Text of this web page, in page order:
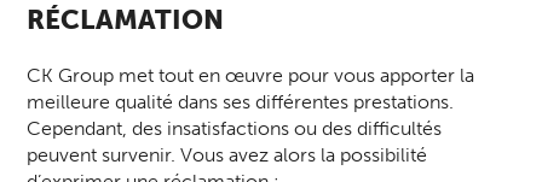
RÉCLAMATION
CK Group met tout en œuvre pour vous apporter la
meilleure qualité dans ses différentes prestations.
Cependant, des insatisfactions ou des difficultés
peuvent survenir. Vous avez alors la possibilité